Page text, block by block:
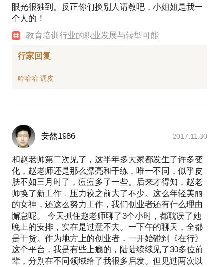
眼光很独到。反正你们换别人请教吧，小姐姐是我一
个人的！
教育培训行业的职业发展与转型可能
行家回复
安然1986 2017.11.30
和赵老师第二次见了，这半年多大家都发生了许多变
化，赵老师还是那么漂亮和干练，唯一不同，似乎皮
肤不如三月时了，痘痘多了一些。后来才得知，赵老
师换了新工作，压力较之前大了不少。这么年轻美丽
的女神，还这么努力工作，我们创业者还有什么理由
懈怠呢。 今天抓住赵老师聊了3个小时，都耽误了她
晚上的安排，实在是过意不去。一下午的聊天，全都
是干货。作为地方上的创业者，一开始碰到《在行》
这个平台，我是有些上瘾的，陆陆续续见了30多位前
辈，分别在不同领域给了我很多启发。但见过两次以